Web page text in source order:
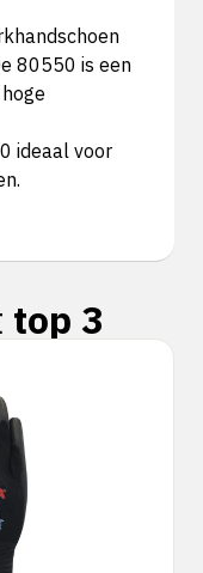
80550 is een
ideaal voor
top 3